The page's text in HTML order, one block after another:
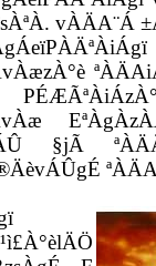
vÀÄA¨Á
§jÃ